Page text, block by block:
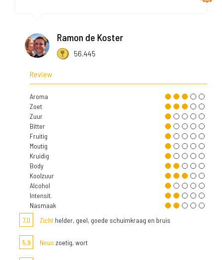
Ramon de Koster
56.445
Review
Aroma
Zoet
Zuur
Bitter
Fruitig
Moutig
Kruidig
Body
Koolzuur
Alcohol
Intensit.
Nasmaak
7,0
Zicht helder, geel, goede schuimkraag en bruis
5,9 Neus zoetig, wort